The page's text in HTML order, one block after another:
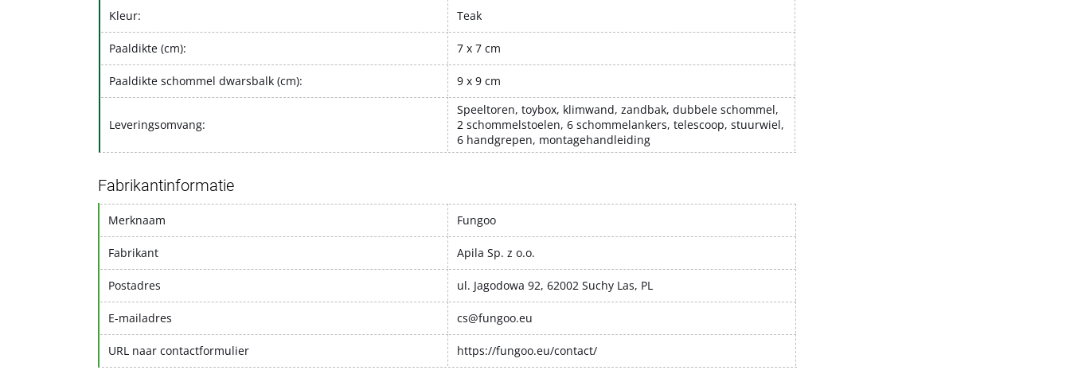
Kleur: Teak
Paaldikte (cm): 7 x 7 cm
Paaldikte schommel dwarsbalk (cm): 9 x 9 cm
Leveringsomvang:
Speeltoren, toybox, klimwand, zandbak, dubbele schommel,
2 schommelstoelen, 6 schommelankers, telescoop, stuurwiel,
6 handgrepen, montagehandleiding
Fabrikantinformatie
Merknaam Fungoo
Fabrikant Apila Sp. z o.o.
Postadres ul. Jagodowa 92, 62002 Suchy Las, PL
E-mailadres cs@fungoo.eu
URL naar contactformulier https://fungoo.eu/contact/